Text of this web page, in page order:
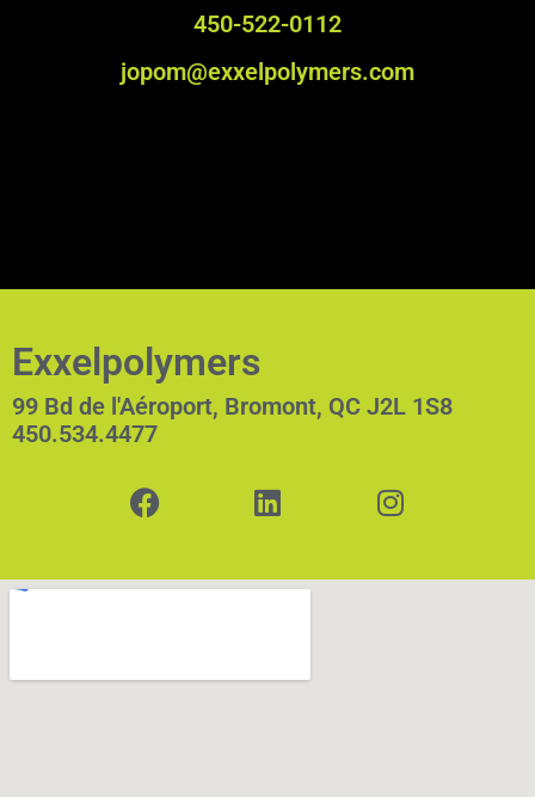
450-522-0112
jopom@exxelpolymers.com
Exxelpolymers
99 Bd de l'Aéroport, Bromont, QC J2L 1S8
450.534.4477